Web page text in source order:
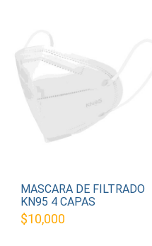
MASCARA DE FILTRADO
KN95 4 CAPAS
$10,000